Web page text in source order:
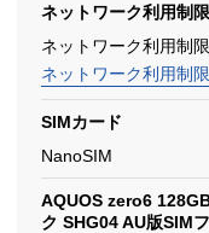
ネットワーク利用制限
ネットワーク利用制
ネットワーク利用制
SIMカード
NanoSIM
AQUOS zero6
ク SHG04 AU版SIM